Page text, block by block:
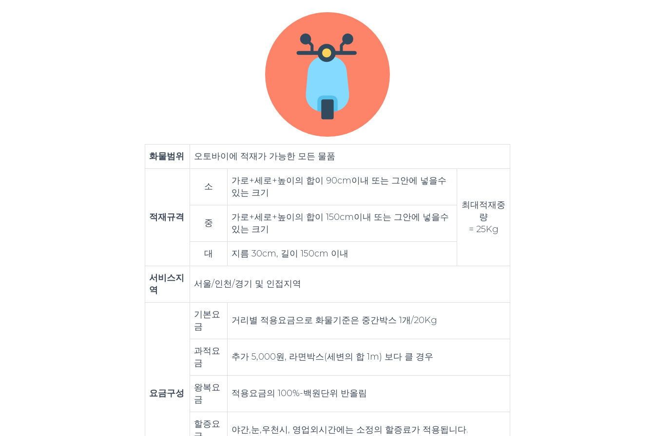
화물범위 오토바이에 적재가 가능한 모든 물품
적재규격
소
가로+세로+높이의 합이 90cm이내 또는 그안에 넣을수
있는 크기
최대적재중
량
= 25Kg
중
가로+세로+높이의 합이 150cm이내 또는 그안에 넣을수
있는 크기
대 지름 30cm, 길이 150cm 이내
서비스지
역
서울/인천/경기 및 인접지역
요금구성
기본요
금
거리별 적용요금으로 화물기준은 중간박스 1개/20Kg
과적요
금
추가 5,000원, 라면박스(세변의 합 1m) 보다 클 경우
왕복요
금
적용요금의 100%-백원단위 반올림
할증요
야간,눈,우천시, 영업외시간에는 소정의 할증료가 적용됩니다.